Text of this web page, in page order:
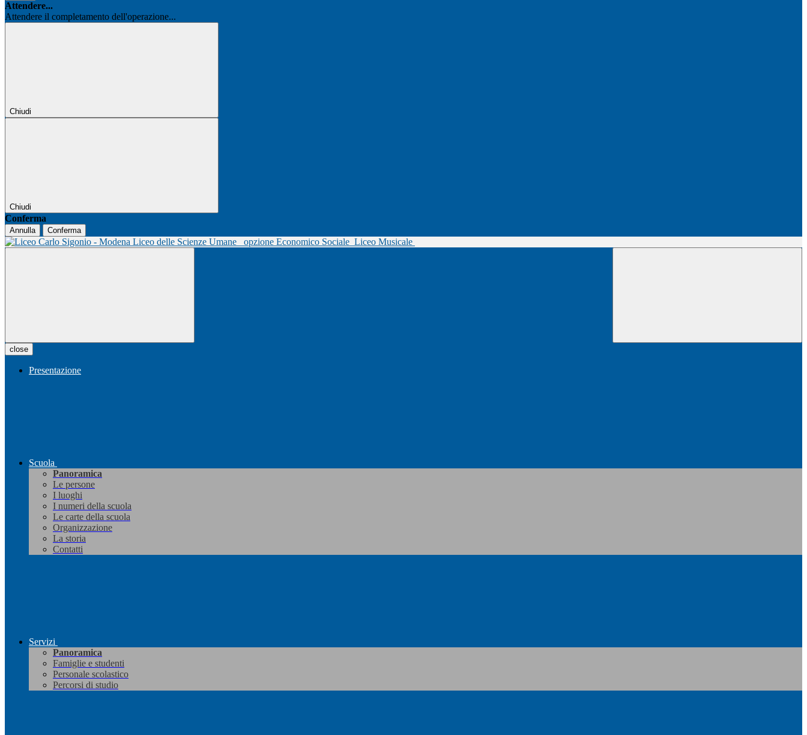
Attendere...
Attendere il completamento dell'operazione...
Chiudi
Chiudi
Conferma
Annulla Conferma
Liceo delle Scienze Umane opzione Economico Sociale Liceo Musicale
close
Presentazione
Scuola
Panoramica
Le persone
I luoghi
I numeri della scuola
Le carte della scuola
Organizzazione
La storia
Contatti
Servizi
Panoramica
Famiglie e studenti
Personale scolastico
Percorsi di studio